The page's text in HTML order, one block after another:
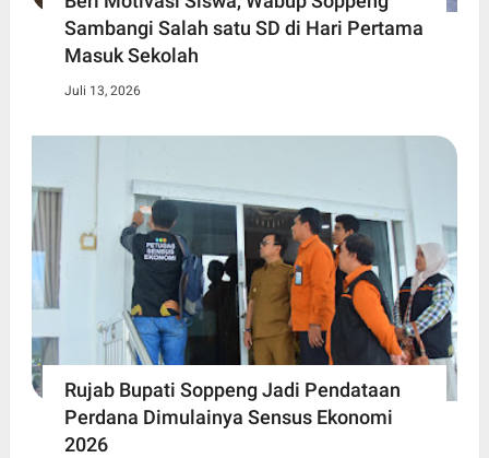
Sambangi Salah satu SD di Hari Pertama
Masuk Sekolah
Juli 13, 2026
Rujab Bupati Soppeng Jadi Pendataan
Perdana Dimulainya Sensus Ekonomi
2026